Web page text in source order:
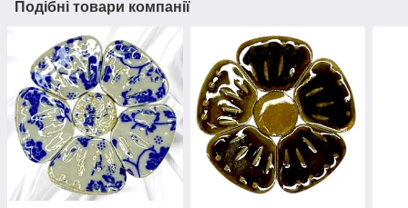
Подібні товари компанії